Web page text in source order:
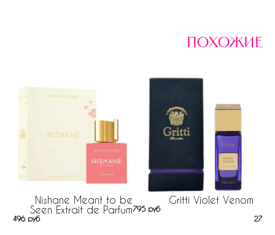
похожие
Nishane Meant to be
Seen Extrait de Parfum
496 руб
Gritti Violet Venom
795 руб
271